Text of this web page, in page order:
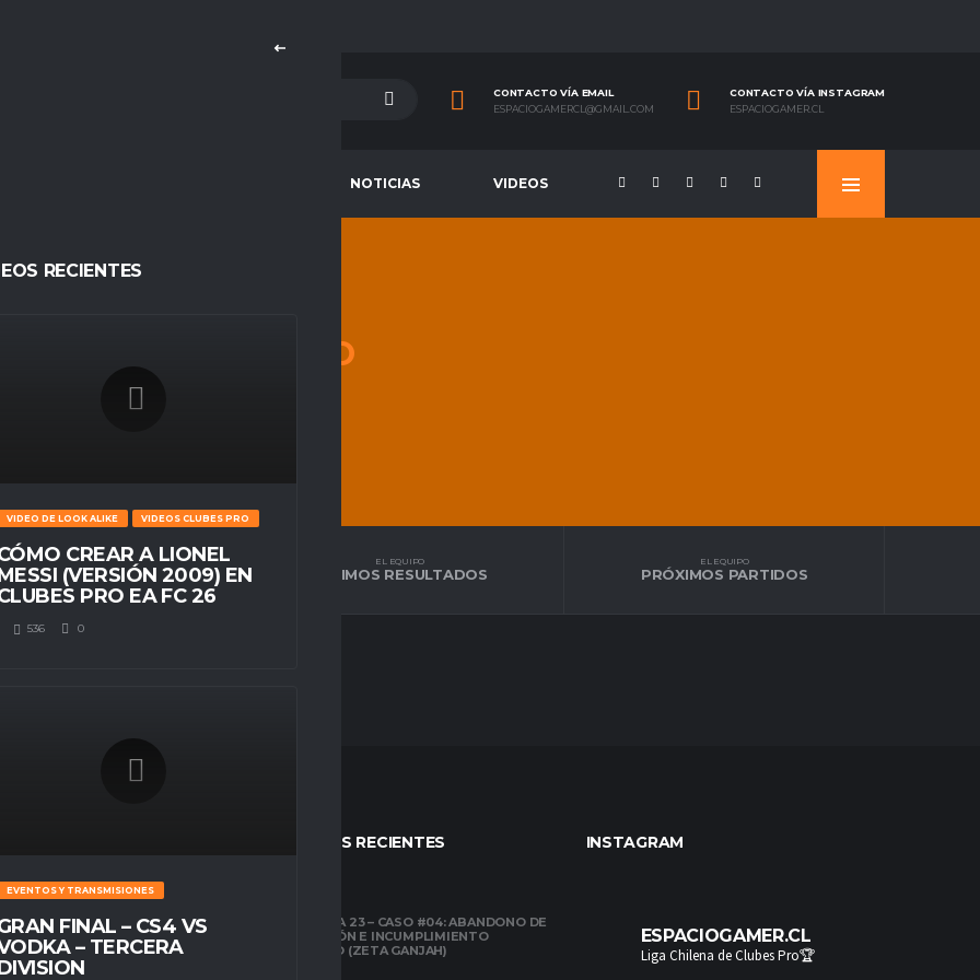
CONTACTO VÍA EMAIL
ESPACIOGAMERCL@GMAIL.COM
CONTACTO VÍA INSTAGRAM
ESPACIOGAMER.CL
NOTICIAS VIDEOS
RECIENTES
VIDEO DE LOOK ALIKE VIDEOS CLUBES PRO
CREAR A LIONEL
(VERSIÓN 2009) EN
PRO EA FC 26
536 0
EVENTOS Y TRANSMISIONES
FINAL – CS4 VS
– TERCERA
RARO
EL EQUIPO
TABLA DE POSICIÓN
EL EQUIPO
ÚLTIMOS RESULTADOS
EL EQUIPO
PRÓXIMOS PARTIDOS
ESPACIO GAMER
TUTORIALES
ENTRADAS RECIENTES
TEMPORADA 23 – CASO #04: ABANDONO DE
COMPETICIÓN E INCUMPLIMIENTO
ECONÓMICO (ZETA GANJAH)
INSTAGRAM
ESPACIOGAMER.CL
Liga Chilena de Clubes Pro🏆